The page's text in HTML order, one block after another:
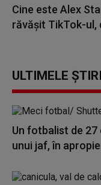
Cine este Alex
răvășit TikTok-ul,
ULTIMELE ȘTIRI
Un fotbalist de 27
unui jaf, în